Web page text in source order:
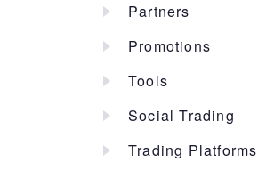
Partners
Promotions
Tools
Social Trading
Trading Platforms